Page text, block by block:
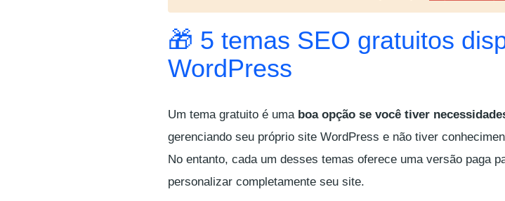
🎁 5 temas SEO gratuitos
WordPress
Um tema gratuito é uma boa opção se você tiver
gerenciando seu próprio site WordPress e não tiver
No entanto, cada um desses temas oferece uma versão paga
personalizar completamente seu site.